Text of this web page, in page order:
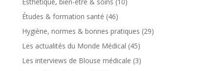
Études & formation santé (46)
Hygiène, normes & bonnes pratiques (29)
Les actualités du Monde Médical (45)
Les interviews de Blouse médicale (3)